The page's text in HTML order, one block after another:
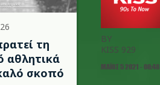
τη
αθλητικά
σκοπό
BY
KISS 929
ΜΆΙΟΣ 5 2021 - 08:48